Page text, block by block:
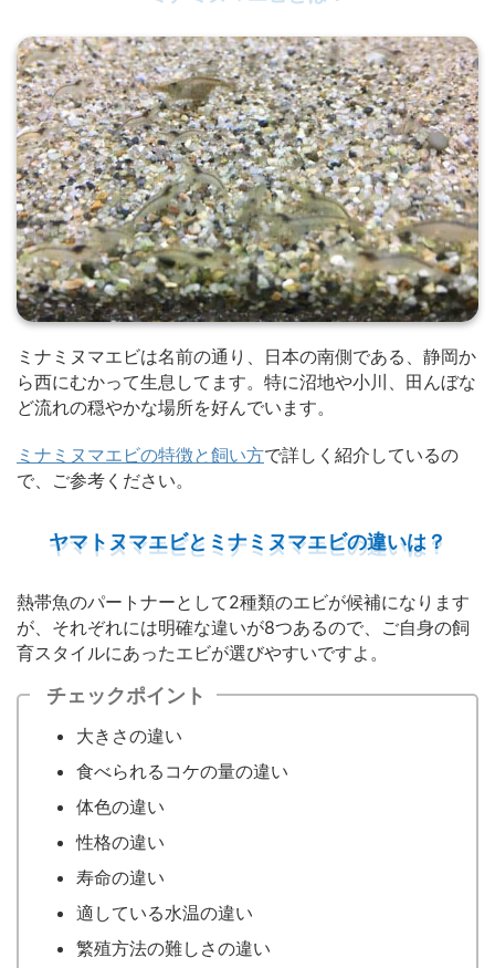
ミナミヌマエビは名前の通り、日本の南側である、静岡か
ら西にむかって生息してます。特に沼地や小川、田んぼな
ど流れの穏やかな場所を好んでいます。
ミナミヌマエビの特徴と飼い方で詳しく紹介しているの
で、ご参考ください。
ヤマトヌマエビとミナミヌマエビの違いは？
熱帯魚のパートナーとして2種類のエビが候補になります
が、それぞれには明確な違いが8つあるので、ご自身の飼
育スタイルにあったエビが選びやすいですよ。
チェックポイント
大きさの違い
食べられるコケの量の違い
体色の違い
性格の違い
寿命の違い
適している水温の違い
繁殖方法の難しさの違い